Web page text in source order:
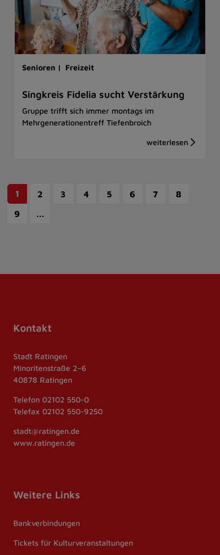
Senioren | Freizeit
Singkreis Fidelia sucht Verstärkung
Gruppe trifft sich immer montags im
Mehrgenerationentreff Tiefenbroich
1 2 3 4 5 6 7
8
9
…
Kontakt
Stadt Ratingen
Minoritenstraße 2–6
40878 Ratingen
Telefon 02102 550-0
Telefax 02102 550-9250
stadt@ratingen.de
www.ratingen.de
Weitere Links
Bankverbindungen
Tickets für Kulturveranstaltungen